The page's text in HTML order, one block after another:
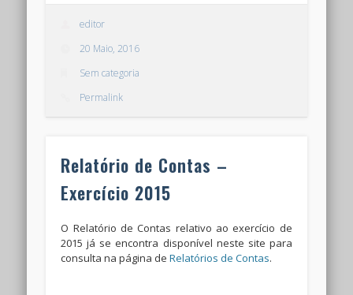
editor
20 Maio, 2016
Sem categoria
Permalink
Relatório de Contas –
Exercício 2015
O Relatório de Contas relativo ao exercício de
2015 já se encontra disponível neste site para
consulta na página deRelatórios de Contas.